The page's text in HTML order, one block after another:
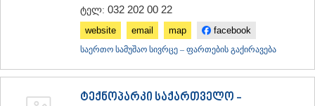
ტელ: 032 202 00 22
website email map facebook
საერთო სამუშაო სივრცე – ფართების გაქირავება
ტექნოპარკი საქართველო -